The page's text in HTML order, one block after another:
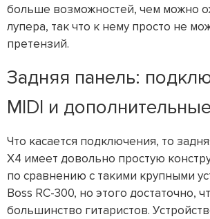
больше возможностей, чем можно
лупера, так что к нему просто не
претензий.
Задняя панель:
MIDI и
Что касается подключения, то
X4 имеет довольно простую
по сравнению с такими крупными
Boss RC-300, но этого достаточно,
большинство гитаристов.